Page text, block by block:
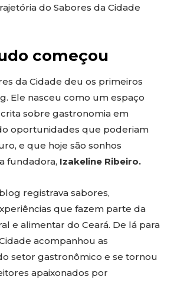
do Sabores da Cidade
começou
da Cidade deu os primeiros
Ele nasceu como um espaço
sobre gastronomia em
oportunidades que poderiam
e que hoje são sonhos
fundadora, Izakeline Ribeiro.
registrava sabores,
que fazem parte da
e alimentar do Ceará. De lá para
acompanhou as
setor gastronômico e se tornou
apaixonados por